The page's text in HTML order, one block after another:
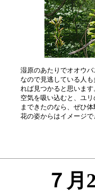
湿原のあたりでオオウ
なので見逃している人
れば見つかると思いま
空気を吸い込むと、ユ
まできたのなら、ぜひ
７月